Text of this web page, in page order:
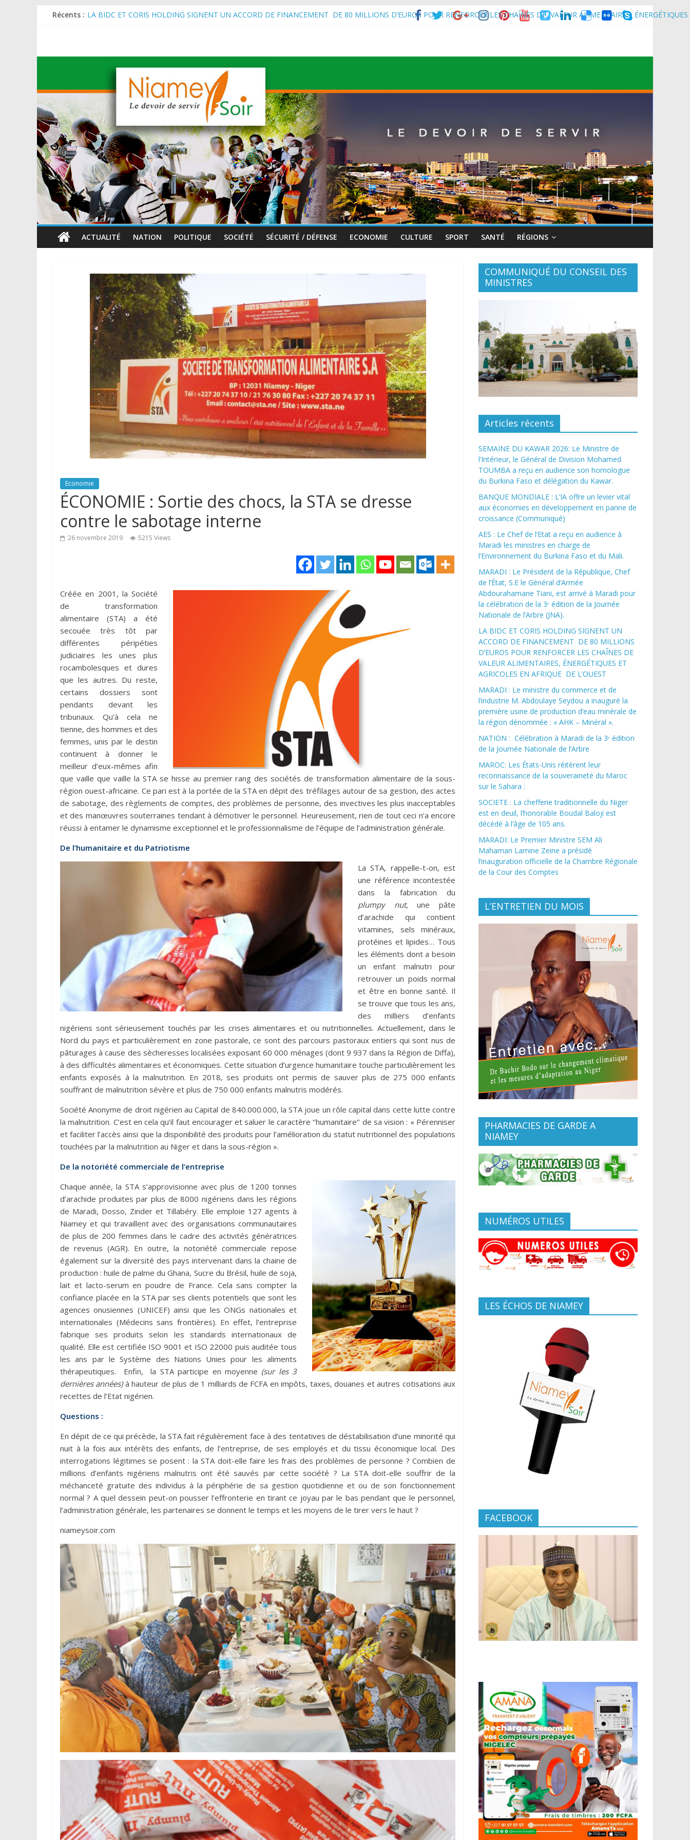
Récents : LA BIDC ET CORIS HOLDING SIGNENT UN ACCORD DE FINANCEMENT DE 80 MILLIONS D’EUROS POUR RENFORCER LES CHAÎNES DE VALEUR ALIMENTAIRES, ÉNERGÉTIQUES
AES : Le Chef de l’Etat a reçu en audience à Maradi les ministres en charge de l’Environnement du Burkina Faso et du Mali.
MARADI : Le Président de la République, Chef de l’État, S.E le Général d’Armée Abdourahamane Tiani, est arrivé à Maradi pour la célébration de la 3ᵉ édition de la Journée Nationale
de l’Arbre (JNA).
ACTUALITÉ NATION POLITIQUE SOCIÉTÉ SÉCURITÉ / DÉFENSE ECONOMIE CULTURE SPORT SANTÉ RÉGIONS
Economie
ÉCONOMIE : Sortie des chocs, la STA se dresse
contre le sabotage interne
26 novembre 2019 5215 Views
Créée en 2001, la Société
de transformation
alimentaire (STA) a été
secouée très tôt par
différentes péripéties
judiciaires les unes plus
rocambolesques et dures
que les autres. Du reste,
certains dossiers sont
pendants devant les
tribunaux. Qu’à cela ne
tienne, des hommes et des
femmes, unis par le destin
continuent à donner le
meilleur d’eux-mêmes afin
que vaille que vaille la STA se hisse au premier rang des sociétés de transformation alimentaire de la sous-
région ouest-africaine. Ce pari est à la portée de la STA en dépit des tréfilages autour de sa gestion, des actes
de sabotage, des règlements de comptes, des problèmes de personne, des invectives les plus inacceptables
et des manœuvres souterraines tendant à démotiver le personnel. Heureusement, rien de tout ceci n’a encore
réussi à entamer le dynamisme exceptionnel et le professionnalisme de l’équipe de l’administration générale.
De l’humanitaire et du Patriotisme
La STA, rappelle-t-on, est
une référence incontestée
dans la fabrication du
plumpy nut, une pâte
d’arachide qui contient
vitamines, sels minéraux,
protéines et lipides… Tous
les éléments dont a besoin
un enfant malnutri pour
retrouver un poids normal
et être en bonne santé. Il
se trouve que tous les ans,
des milliers d’enfants
nigériens sont sérieusement touchés par les crises alimentaires et ou nutritionnelles. Actuellement, dans le
Nord du pays et particulièrement en zone pastorale, ce sont des parcours pastoraux entiers qui sont nus de
pâturages à cause des sècheresses localisées exposant 60 000 ménages (dont 9 937 dans la Région de Diffa),
à des difficultés alimentaires et économiques. Cette situation d’urgence humanitaire touche particulièrement les
enfants exposés à la malnutrition. En 2018, ses produits ont permis de sauver plus de 275 000 enfants
souffrant de malnutrition sévère et plus de 750 000 enfants malnutris modérés.
Société Anonyme de droit nigérien au Capital de 840.000.000, la STA joue un rôle capital dans cette lutte contre
la malnutrition. C’est en cela qu’il faut encourager et saluer le caractère ‘’humanitaire’’ de sa vision : « Pérenniser
et faciliter l’accès ainsi que la disponibilité des produits pour l’amélioration du statut nutritionnel des populations
touchées par la malnutrition au Niger et dans la sous-région ».
De la notoriété commerciale de l’entreprise
Chaque année, la STA s’approvisionne avec plus de 1200 tonnes
d’arachide produites par plus de 8000 nigériens dans les régions
de Maradi, Dosso, Zinder et Tillabéry. Elle emploie 127 agents à
Niamey et qui travaillent avec des organisations communautaires
de plus de 200 femmes dans le cadre des activités génératrices
de revenus (AGR). En outre, la notoriété commerciale repose
également sur la diversité des pays intervenant dans la chaine de
production : huile de palme du Ghana, Sucre du Brésil, huile de soja,
lait et lacto-serum en poudre de France. Cela sans compter la
confiance placée en la STA par ses clients potentiels que sont les
agences onusiennes (UNICEF) ainsi que les ONGs nationales et
internationales (Médecins sans frontières). En effet, l’entreprise
fabrique ses produits selon les standards internationaux de
qualité. Elle est certifiée ISO 9001 et ISO 22000 puis auditée tous
les ans par le Système des Nations Unies pour les aliments
thérapeutiques. Enfin, la STA participe en moyenne (sur les 3
dernières années)à hauteur de plus de 1 milliards de FCFA en impôts, taxes, douanes et autres cotisations aux
recettes de l’Etat nigérien.
Questions :
En dépit de ce qui précède, la STA fait régulièrement face à des tentatives de déstabilisation d’une minorité qui
nuit à la fois aux intérêts des enfants, de l’entreprise, de ses employés et du tissu économique local. Des
interrogations légitimes se posent : la STA doit-elle faire les frais des problèmes de personne ? Combien de
millions d’enfants nigériens malnutris ont été sauvés par cette société ? La STA doit-elle souffrir de la
méchanceté gratuite des individus à la périphérie de sa gestion quotidienne et ou de son fonctionnement
normal ? A quel dessein peut-on pousser l’effronterie en tirant ce joyau par le bas pendant que le personnel,
l’administration générale, les partenaires se donnent le temps et les moyens de le tirer vers le haut ?
niameysoir.com
COMMUNIQUÉ DU CONSEIL DES
MINISTRES
Articles récents
SEMAINE DU KAWAR 2026: Le Ministre de
l’Intérieur, le Général de Division Mohamed
TOUMBA a reçu en audience son homologue
du Burkina Faso et délégation du Kawar.
BANQUE MONDIALE : L’IA offre un levier vital
aux économies en développement en panne de
croissance (Communiqué)
AES : Le Chef de l’Etat a reçu en audience à
Maradi les ministres en charge de
l’Environnement du Burkina Faso et du Mali.
MARADI : Le Président de la République, Chef
de l’État, S.E le Général d’Armée
Abdourahamane Tiani, est arrivé à Maradi pour
la célébration de la 3ᵉ édition de la Journée
Nationale de l’Arbre (JNA).
LA BIDC ET CORIS HOLDING SIGNENT UN
ACCORD DE FINANCEMENT DE 80 MILLIONS
D’EUROS POUR RENFORCER LES CHAÎNES DE
VALEUR ALIMENTAIRES, ÉNERGÉTIQUES ET
AGRICOLES EN AFRIQUE DE L’OUEST
MARADI : Le ministre du commerce et de
l’industrie M. Abdoulaye Seydou a inauguré la
première usine de production d’eau minérale de
la région dénommée : « AHK – Minéral ».
NATION : Célébration à Maradi de la 3ᵉ édition
de la Journée Nationale de l’Arbre
MAROC: Les États-Unis réitèrent leur
reconnaissance de la souveraineté du Maroc
sur le Sahara :
SOCIETE : La chefferie traditionnelle du Niger
est en deuil, l’honorable Boudal Baloji est
décédé à l’âge de 105 ans.
MARADI: Le Premier Ministre SEM Ali
Mahaman Lamine Zeine a présidé
l’inauguration officielle de la Chambre Régionale
de la Cour des Comptes
L’ENTRETIEN DU MOIS
PHARMACIES DE GARDE A
NIAMEY
NUMÉROS UTILES
LES ÉCHOS DE NIAMEY
FACEBOOK